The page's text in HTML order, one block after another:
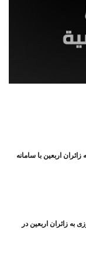
زائران اربعین با سامانه
به زائران اربعین در